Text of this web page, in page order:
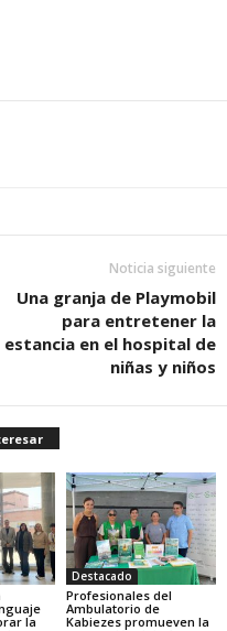
Noticia siguiente
Una granja de Playmobil
para entretener la
estancia en el hospital de
niñas y niños
la
Destacado
Profesionales del
Ambulatorio de
Kabiezes promueven la